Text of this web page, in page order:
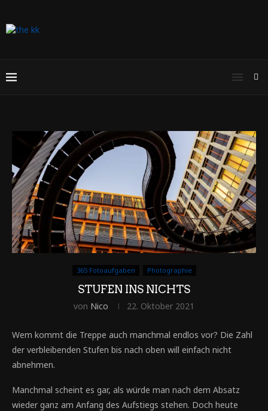
365 Fotoaufgaben Photographie
STUFEN INS NICHTS
von Nico 22. Oktober 2021
Wem kommt die Treppe auch manchmal endlos vor? Die Zahl
der verbleibenden Stufen bis nach oben will einfach nicht
abnehmen.
Manchmal scheint es gar, als würde man nach dem Absatz
wieder ganz am Anfang des Aufstiegs stehen. Doch heute